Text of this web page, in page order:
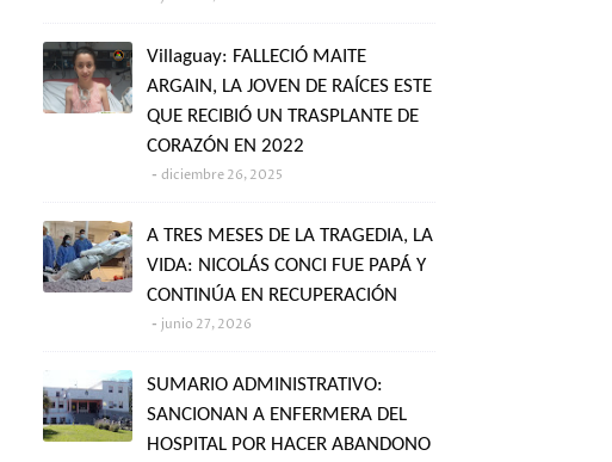
Villaguay: FALLECIÓ MAITE
ARGAIN, LA JOVEN DE RAÍCES ESTE
QUE RECIBIÓ UN TRASPLANTE DE
CORAZÓN EN 2022
diciembre 26, 2025
A TRES MESES DE LA TRAGEDIA, LA
VIDA: NICOLÁS CONCI FUE PAPÁ Y
CONTINÚA EN RECUPERACIÓN
junio 27, 2026
SUMARIO ADMINISTRATIVO:
SANCIONAN A ENFERMERA DEL
HOSPITAL POR HACER ABANDONO